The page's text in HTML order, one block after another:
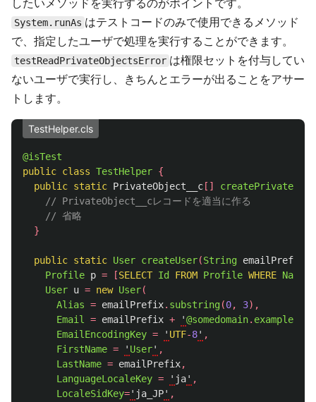
したいメソッドを実行するのがポイントです。
System.runAs はテストコードのみで使用できるメソッド
で、指定したユーザで処理を実行することができます。
testReadPrivateObjectsError は権限セットを付与してい
ないユーザで実行し、きちんとエラーが出ることをアサー
トします。
TestHelper.cls
@isTest
public class TestHelper {
public static PrivateObject__c []
// PrivateObject__cレコードを適当に作る
// 省略
}
public static User createUser(String emailPrefix
Profile p = [SELECT Id FROM Profile WHERE Name
User u = new User(
Alias = emailPrefix. substring(0, 3),
Email
= emailPrefix + '@somedomain. example
EmailEncodingKey = ' UTF-8' ,
FirstName = ' User' ,
LastName = emailPrefix,
LanguageLocaleKey = ' ja' ,
LocaleSidKey=' ja_JP' ,